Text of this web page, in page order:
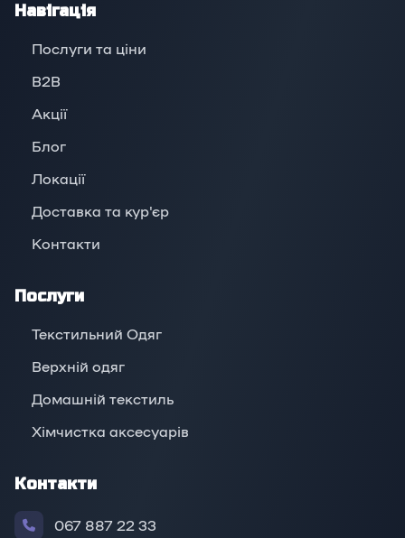
Навігація
Послуги та ціни
B2B
Акції
Блог
Локації
Доставка та кур'єр
Контакти
Послуги
Текстильний Одяг
Верхній oдяг
Домашній текстиль
Хімчистка аксесуарів
Контакти
067 887 22 33